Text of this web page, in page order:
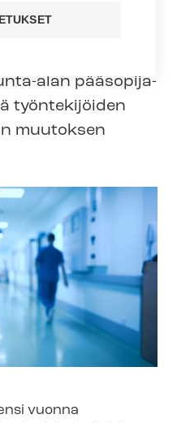
Kanta-
alan pää­so­pi­ja­
työntekijöiden
muutoksen
vuonna